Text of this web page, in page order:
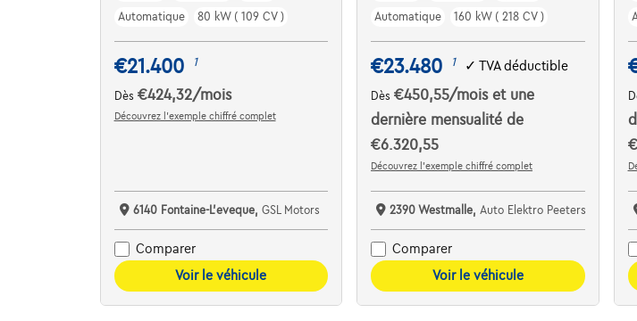
Automatique
80 kW ( 109 CV )
€21.400 1
Dès €424,32/mois
Découvrez l’exemple chiffré complet
6140 Fontaine-L'eveque, GSL Motors
Comparer
Voir le véhicule
Automatique
160 kW ( 218 CV )
€23.480 1 ✓TVA déductible
Dès€450,55/moiset une
dernière mensualité de
€6.320,55
Découvrez l’exemple chiffré complet
2390 Westmalle, Auto Elektro Peeters
Comparer
Voir le véhicule